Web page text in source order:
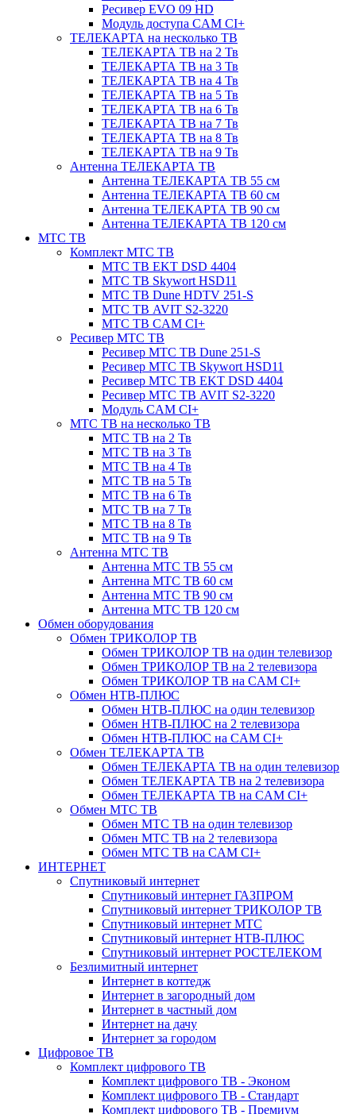
Ресивер EVO 09 HD
Модуль доступа CAM CI+
ТЕЛЕКАРТА на несколько ТВ
ТЕЛЕКАРТА ТВ на 2 Тв
ТЕЛЕКАРТА ТВ на 3 Тв
ТЕЛЕКАРТА ТВ на 4 Тв
ТЕЛЕКАРТА ТВ на 5 Тв
ТЕЛЕКАРТА ТВ на 6 Тв
ТЕЛЕКАРТА ТВ на 7 Тв
ТЕЛЕКАРТА ТВ на 8 Тв
ТЕЛЕКАРТА ТВ на 9 Тв
Антенна ТЕЛЕКАРТА ТВ
Антенна ТЕЛЕКАРТА ТВ 55 см
Антенна ТЕЛЕКАРТА ТВ 60 см
Антенна ТЕЛЕКАРТА ТВ 90 см
Антенна ТЕЛЕКАРТА ТВ 120 см
МТС ТВ
Комплект МТС ТВ
МТС ТВ EKT DSD 4404
МТС ТВ Skywort HSD11
МТС ТВ Dune HDTV 251-S
МТС ТВ AVIT S2-3220
МТС ТВ CAM CI+
Ресивер МТС ТВ
Ресивер МТС ТВ Dune 251-S
Ресивер МТС ТВ Skywort HSD11
Ресивер МТС ТВ EKT DSD 4404
Ресивер МТС ТВ AVIT S2-3220
Модуль CAM CI+
МТС ТВ на несколько ТВ
МТС ТВ на 2 Тв
МТС ТВ на 3 Тв
МТС ТВ на 4 Тв
МТС ТВ на 5 Тв
МТС ТВ на 6 Тв
МТС ТВ на 7 Тв
МТС ТВ на 8 Тв
МТС ТВ на 9 Тв
Антенна МТС ТВ
Антенна МТС ТВ 55 см
Антенна МТС ТВ 60 см
Антенна МТС ТВ 90 см
Антенна МТС ТВ 120 см
Обмен оборудования
Обмен ТРИКОЛОР ТВ
Обмен ТРИКОЛОР ТВ на один телевизор
Обмен ТРИКОЛОР ТВ на 2 телевизора
Обмен ТРИКОЛОР ТВ на CAM CI+
Обмен НТВ-ПЛЮС
Обмен НТВ-ПЛЮС на один телевизор
Обмен НТВ-ПЛЮС на 2 телевизора
Обмен НТВ-ПЛЮС на CAM CI+
Обмен ТЕЛЕКАРТА ТВ
Обмен ТЕЛЕКАРТА ТВ на один телевизор
Обмен ТЕЛЕКАРТА ТВ на 2 телевизора
Обмен ТЕЛЕКАРТА ТВ на CAM CI+
Обмен МТС ТВ
Обмен МТС ТВ на один телевизор
Обмен МТС ТВ на 2 телевизора
Обмен МТС ТВ на CAM CI+
ИНТЕРНЕТ
Спутниковый интернет
Спутниковый интернет ГАЗПРОМ
Спутниковый интернет ТРИКОЛОР ТВ
Спутниковый интернет МТС
Спутниковый интернет НТВ-ПЛЮС
Спутниковый интернет РОСТЕЛЕКОМ
Безлимитный интернет
Интернет в коттедж
Интернет в загородный дом
Интернет в частный дом
Интернет на дачу
Интернет за городом
Цифровое ТВ
Комплект цифрового ТВ
Комплект цифрового ТВ - Эконом
Комплект цифрового ТВ - Стандарт
Комплект цифрового ТВ - Премиум